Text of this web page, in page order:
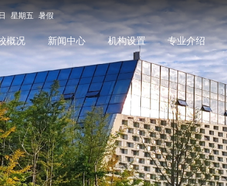
星期五 暑假
概况 新闻中心 机构设置 专业介绍